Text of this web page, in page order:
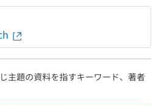
主題の資料を指すキーワード、著者